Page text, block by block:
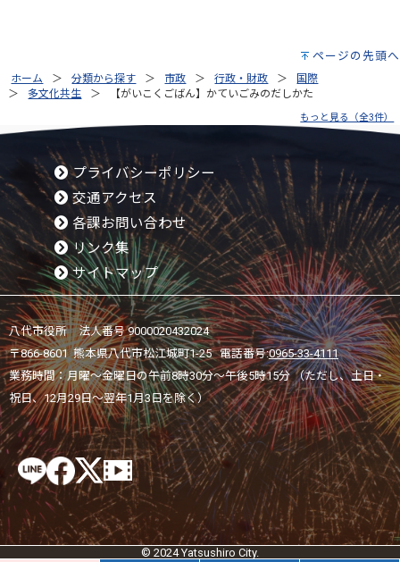
ページの先頭へ
ホーム 分類から探す 市政 行政・財政
国際
多文化共生
【がいこくごばん】かていごみのだしかた
もっと見る（全3件）
プライバシーポリシー
交通アクセス
各課お問い合わせ
リンク集
サイトマップ
八代市役所 法人番号 9000020432024
〒866-8601 熊本県八代市松江城町1-25 電話番号:0965-33-4111
業務時間：月曜～金曜日の午前8時30分～午後5時15分 （ただし、土日・
祝日、12月29日～翌年1月3日を除く）
© 2024 Yatsushiro City.